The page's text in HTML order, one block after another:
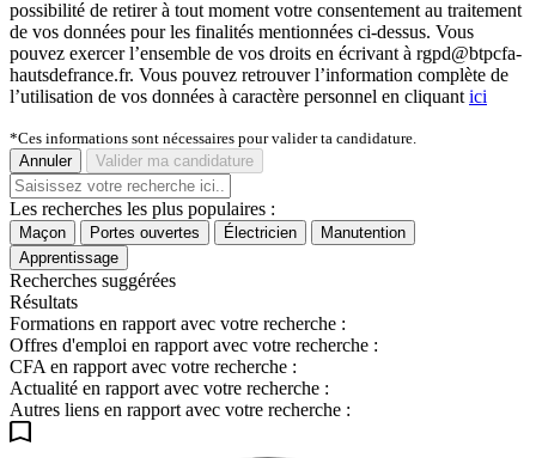
possibilité de retirer à tout moment votre consentement au traitement
de vos données pour les finalités mentionnées ci-dessus. Vous
pouvez exercer l’ensemble de vos droits en écrivant à rgpd@btpcfa-
hautsdefrance.fr. Vous pouvez retrouver l’information complète de
l’utilisation de vos données à caractère personnel en cliquant ici
*Ces informations sont nécessaires pour valider ta candidature.
Annuler
Valider ma candidature
Les recherches les plus populaires :
Maçon Portes ouvertes Électricien
Manutention
Apprentissage
Recherches suggérées
Résultats
Formations en rapport avec votre recherche :
Offres d'emploi en rapport avec votre recherche :
CFA en rapport avec votre recherche :
Actualité en rapport avec votre recherche :
Autres liens en rapport avec votre recherche :